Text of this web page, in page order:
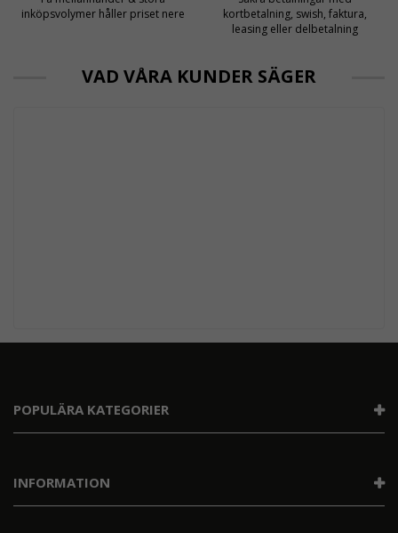
inköpsvolymer håller priset nere
kortbetalning, swish, faktura,
leasing eller delbetalning
VAD VÅRA KUNDER SÄGER
POPULÄRA KATEGORIER
INFORMATION